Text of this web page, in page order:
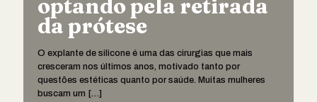
optando pela retirada
da prótese
O explante de silicone é uma das cirurgias que mais
cresceram nos últimos anos, motivado tanto por
questões estéticas quanto por saúde. Muitas mulheres
buscam um […]